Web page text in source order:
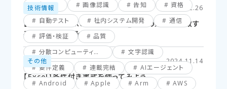
仮想化
画像認識 告知
資格
自動テスト
社内システム開発
通信
評価・検証
品質
分散コンピューティング
文字認識
要件定義
連載完結
AIエージェント
Android
Apple Arm
AWS
技術情報 2025.02.26
【Excel】XLOOKUP関数応用編_複数の条件に一致す
るセルを探してみよう！
その他 2024.11.14
【Excel】条件付き書式を使ってみよう